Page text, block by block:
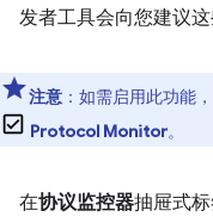
发者工具会向您建议这
注意 ：如需启用此功能
Protocol Monitor。
在协议监控器抽屉式